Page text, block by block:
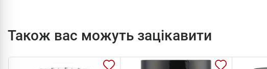
Також вас можуть зацікавити